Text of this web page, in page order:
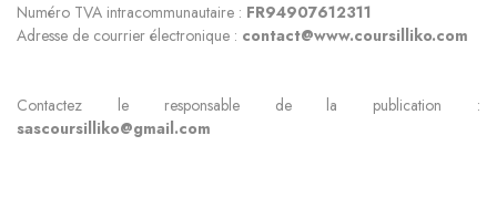
Numéro TVA intracommunautaire : FR94907612311
Adresse de courrier électronique : contact@www.coursilliko.com
Contactez le responsable de la publication :
sascoursilliko@gmail.com